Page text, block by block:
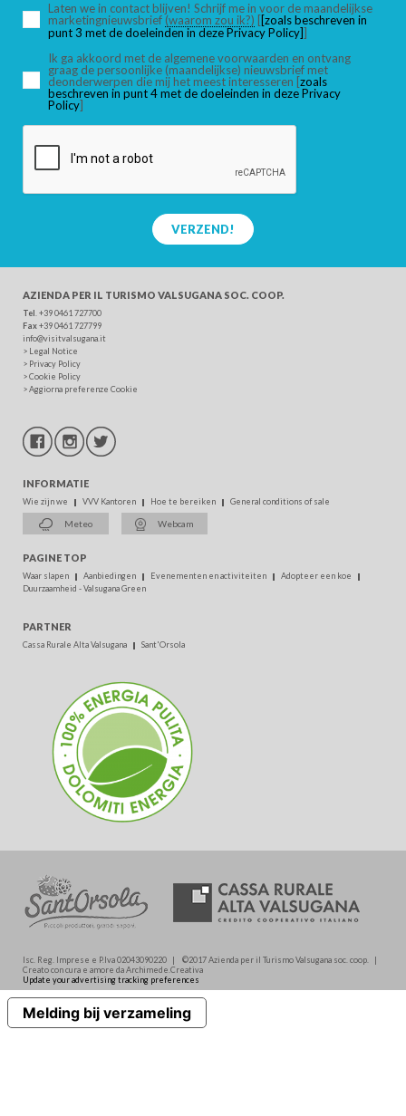
ZOEK
Laten we in contact blijven! Schrijf me in voor de maandelijkse
marketingnieuwsbrief (waarom zou ik?) [[zoals beschreven in
punt 3 met de doeleinden in deze Privacy Policy]]
Ik ga akkoord met de algemene voorwaarden en ontvang
graag de persoonlijke (maandelijkse) nieuwsbrief met
deonderwerpen die mij het meest interesseren [zoals
beschreven in punt 4 met de doeleinden in deze Privacy
Policy]
VERZEND!
AZIENDA PER IL TURISMO VALSUGANA SOC. COOP.
Tel . +39 0461 727700
Fax+39 0461 727799
info@visitvalsugana.it
> Legal Notice
> Privacy Policy
>Cookie Policy
>Aggiorna preferenze Cookie
INFORMATIE
Wie zijn we VVV Kantoren Hoe te bereiken General conditions of sale
Meteo Webcam
PAGINE TOP
Waar slapen Aanbiedingen Evenementen en activiteiten
Adopteer een koe
Duurzaamheid - Valsugana Green
PARTNER
Cassa Rurale Alta Valsugana Sant'Orsola
Isc. Reg. Imprese e P.Iva 02043090220 | ©2017 Azienda per il Turismo Valsugana soc. coop. |
Creato con cura e amore da Archimede.Creativa
Update your advertising tracking preferences
Melding bij verzameling